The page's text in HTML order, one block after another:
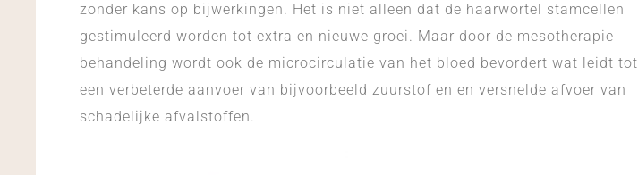
zonder kans op bijwerkingen. Het is niet alleen dat de haarwortel stamcellen
gestimuleerd worden tot extra en nieuwe groei. Maar door de mesotherapie
behandeling wordt ook de microcirculatie van het bloed bevordert wat leidt tot
een verbeterde aanvoer van bijvoorbeeld zuurstof en en versnelde afvoer van
schadelijke afvalstoffen.